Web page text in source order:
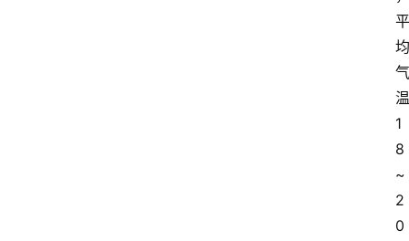
平
均
气
温
1
8
~
2
0